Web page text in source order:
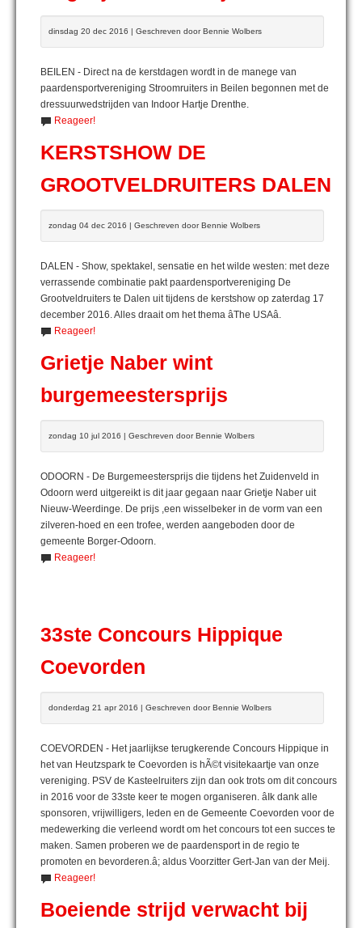
dinsdag 20 dec 2016 | Geschreven door Bennie Wolbers
BEILEN - Direct na de kerstdagen wordt in de manege van
paardensportvereniging Stroomruiters in Beilen begonnen met de
dressuurwedstrijden van Indoor Hartje Drenthe.
Reageer!
KERSTSHOW DE
GROOTVELDRUITERS DALEN
zondag 04 dec 2016 | Geschreven door Bennie Wolbers
DALEN - Show, spektakel, sensatie en het wilde westen: met deze
verrassende combinatie pakt paardensportvereniging De
Grootveldruiters te Dalen uit tijdens de kerstshow op zaterdag 17
december 2016. Alles draait om het thema âThe USAâ.
Reageer!
Grietje Naber wint
burgemeestersprijs
zondag 10 jul 2016 | Geschreven door Bennie Wolbers
ODOORN - De Burgemeestersprijs die tijdens het Zuidenveld in
Odoorn werd uitgereikt is dit jaar gegaan naar Grietje Naber uit
Nieuw-Weerdinge. De prijs ,een wisselbeker in de vorm van een
zilveren-hoed en een trofee, werden aangeboden door de
gemeente Borger-Odoorn.
Reageer!
33ste Concours Hippique
Coevorden
donderdag 21 apr 2016 | Geschreven door Bennie Wolbers
COEVORDEN - Het jaarlijkse terugkerende Concours Hippique in
het van Heutzspark te Coevorden is hÃ©t visitekaartje van onze
vereniging. PSV de Kasteelruiters zijn dan ook trots om dit concours
in 2016 voor de 33ste keer te mogen organiseren. âIk dank alle
sponsoren, vrijwilligers, leden en de Gemeente Coevorden voor de
medewerking die verleend wordt om het concours tot een succes te
maken. Samen proberen we de paardensport in de regio te
promoten en bevorderen.â; aldus Voorzitter Gert-Jan van der Meij.
Reageer!
Boeiende strijd verwacht bij